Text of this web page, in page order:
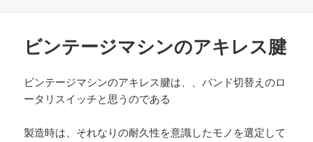
ビンテージマシンのアキレス腱
ビンテージマシンのアキレス腱は、、バンド切替えのロ
ータリスイッチと思うのである
製造時は、それなりの耐久性を意識したモノを選定して